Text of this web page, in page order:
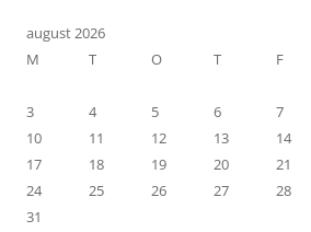
august 2026
M
T O T F
3
4 5 6 7
10
11 12 13 14
17
18 19 20 21
24
25 26 27 28
31